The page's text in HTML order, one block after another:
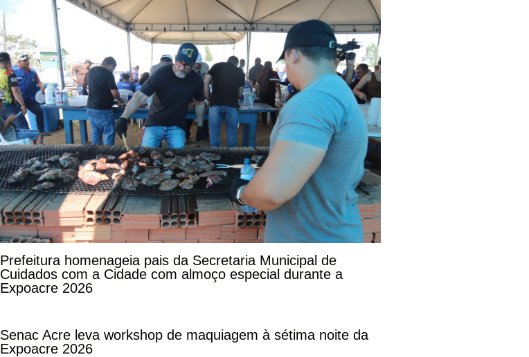
Prefeitura homenageia pais da Secretaria Municipal de
Cuidados com a Cidade com almoço especial durante a
Expoacre 2026
Senac Acre leva workshop de maquiagem à sétima noite da
Expoacre 2026